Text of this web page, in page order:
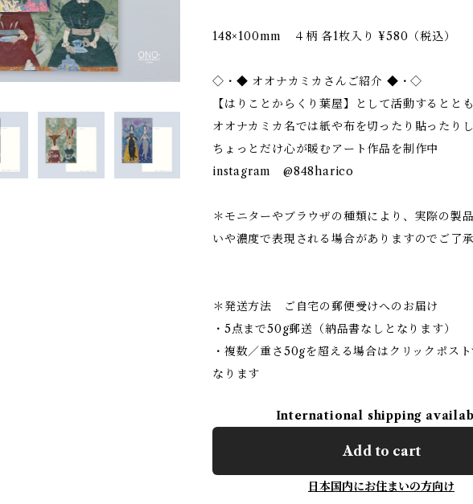
148×100mm ４柄 各1枚入り ¥580（税込）
◇・◆ オオナカミカさんご紹介 ◆・◇
【はりことからくり葉屋】として活動するとと
オオナカミカ名では紙や布を切ったり貼ったり
ちょっとだけ心が暖むアート作品を制作中
instagram @848harico
＊モニターやブラウザの種類により、実際の製
いや濃度で表現される場合がありますのでご了承
＊発送方法 ご自宅の郵便受けへのお届け
・5点まで50g郵送（納品書なしとなります）
・複数／重さ50gを超える場合はクリックポス
なります
International shipping
Add to cart
日本国内にお住まいの方向け